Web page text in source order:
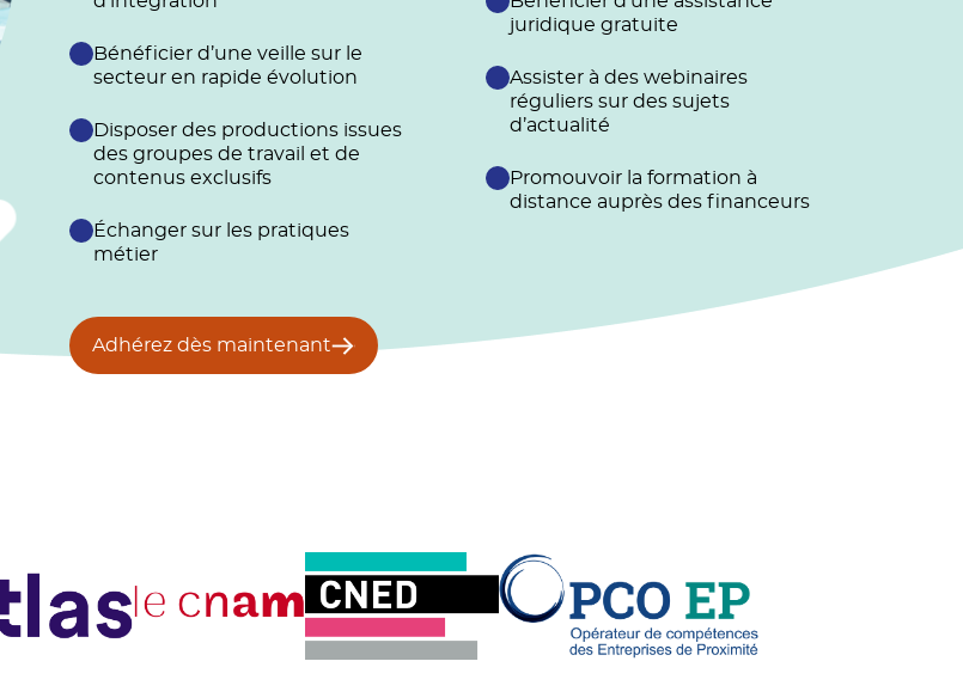
Bénéficier d’une veille sur le
secteur en rapide évolution
Disposer des productions issues
des groupes de travail et de
contenus exclusifs
Échanger sur les pratiques
métier
juridique gratuite
Assister à des webinaires
réguliers sur des sujets
d’actualité
Promouvoir la formation à
distance auprès des financeurs
Adhérez dès maintenant